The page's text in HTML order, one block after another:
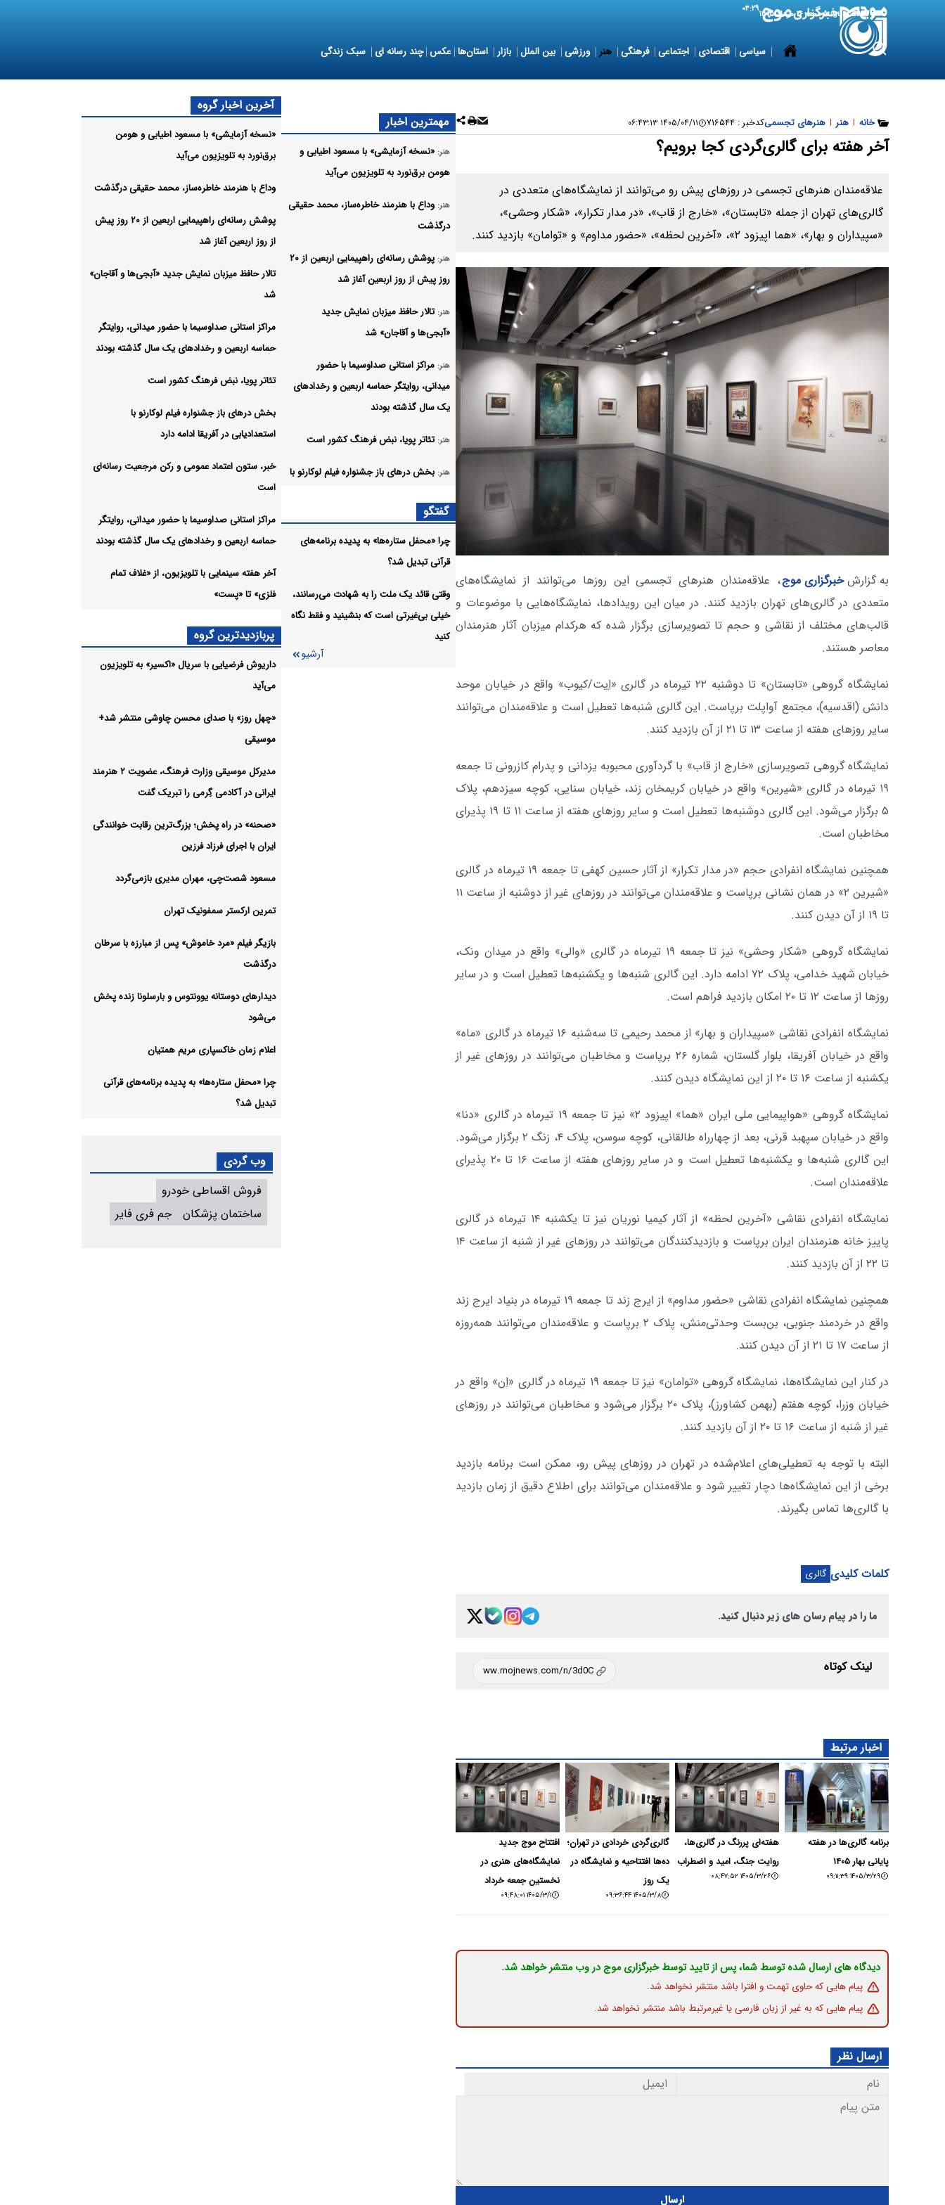
7 August 2026 جمعه ۱۶ مرداد ۱۴۰۵ ۰۴:۲۹
سیاسی اقتصادی اجتماعی فرهنگی هنر ورزشی بین الملل بازار استان‌ها عکس چند رسانه ای سبک زندگی
خانه | هنر | هنرهای تجسمیکدخبر : ۷۱۶۵۴۴ ۱۴۰۵/۰۴/۱۱ ۰۶:۴۳:۱۳
آخر هفته برای گالری‌گردی کجا برویم؟
علاقه‌مندان هنرهای تجسمی در روزهای پیش رو می‌توانند از نمایشگاه‌های متعددی در
گالری‌های تهران از جمله «تابستان»، «خارج از قاب»، «در مدار تکرار»، «شکار وحشی»،
«سپیداران و بهار»، «هما اپیزود ۲»، «آخرین لحظه»، «حضور مداوم» و «توامان» بازدید کنند.
به گزارشخبرگزاری موج، علاقه‌مندان هنرهای تجسمی این روزها می‌توانند از نمایشگاه‌های
متعددی در گالری‌های تهران بازدید کنند. در میان این رویدادها، نمایشگاه‌هایی با موضوعات و
قالب‌های مختلف از نقاشی و حجم تا تصویرسازی برگزار شده که هرکدام میزبان آثار هنرمندان
معاصر هستند.
نمایشگاه گروهی «تابستان» تا دوشنبه ۲۲ تیرماه در گالری «اِیت/کیوب» واقع در خیابان موحد
دانش (اقدسیه)، مجتمع آواپلت برپاست. این گالری شنبه‌ها تعطیل است و علاقه‌مندان می‌توانند
سایر روزهای هفته از ساعت ۱۳ تا ۲۱ از آن بازدید کنند.
نمایشگاه گروهی تصویرسازی «خارج از قاب» با گردآوری محبوبه یزدانی و پدرام کازرونی تا جمعه
۱۹ تیرماه در گالری «شیرین» واقع در خیابان کریمخان زند، خیابان سنایی، کوچه سیزدهم، پلاک
۵ برگزار می‌شود. این گالری دوشنبه‌ها تعطیل است و سایر روزهای هفته از ساعت ۱۱ تا ۱۹ پذیرای
مخاطبان است.
همچنین نمایشگاه انفرادی حجم «در مدار تکرار» از آثار حسین کهفی تا جمعه ۱۹ تیرماه در گالری
«شیرین ۲» در همان نشانی برپاست و علاقه‌مندان می‌توانند در روزهای غیر از دوشنبه از ساعت ۱۱
تا ۱۹ از آن دیدن کنند.
نمایشگاه گروهی «شکار وحشی» نیز تا جمعه ۱۹ تیرماه در گالری «والی» واقع در میدان ونک،
خیابان شهید خدامی، پلاک ۷۲ ادامه دارد. این گالری شنبه‌ها و یکشنبه‌ها تعطیل است و در سایر
روزها از ساعت ۱۲ تا ۲۰ امکان بازدید فراهم است.
نمایشگاه انفرادی نقاشی «سپیداران و بهار» از محمد رحیمی تا سه‌شنبه ۱۶ تیرماه در گالری «ماه»
واقع در خیابان آفریقا، بلوار گلستان، شماره ۲۶ برپاست و مخاطبان می‌توانند در روزهای غیر از
یکشنبه از ساعت ۱۶ تا ۲۰ از این نمایشگاه دیدن کنند.
نمایشگاه گروهی «هواپیمایی ملی ایران «هما» اپیزود ۲» نیز تا جمعه ۱۹ تیرماه در گالری «دنا»
واقع در خیابان سپهبد قرنی، بعد از چهارراه طالقانی، کوچه سوسن، پلاک ۴، زنگ ۲ برگزار می‌شود.
این گالری شنبه‌ها و یکشنبه‌ها تعطیل است و در سایر روزهای هفته از ساعت ۱۶ تا ۲۰ پذیرای
علاقه‌مندان است.
نمایشگاه انفرادی نقاشی «آخرین لحظه» از آثار کیمیا نوریان نیز تا یکشنبه ۱۴ تیرماه در گالری
پاییز خانه هنرمندان ایران برپاست و بازدیدکنندگان می‌توانند در روزهای غیر از شنبه از ساعت ۱۴
تا ۲۲ از آن بازدید کنند.
همچنین نمایشگاه انفرادی نقاشی «حضور مداوم» از ایرج زند تا جمعه ۱۹ تیرماه در بنیاد ایرج زند
واقع در خردمند جنوبی، بن‌بست وحدتی‌منش، پلاک ۲ برپاست و علاقه‌مندان می‌توانند همه‌روزه
از ساعت ۱۷ تا ۲۱ از آن دیدن کنند.
در کنار این نمایشگاه‌ها، نمایشگاه گروهی «توامان» نیز تا جمعه ۱۹ تیرماه در گالری «اِن» واقع در
خیابان وزرا، کوچه هفتم (بهمن کشاورز)، پلاک ۲۰ برگزار می‌شود و مخاطبان می‌توانند در روزهای
غیر از شنبه از ساعت ۱۶ تا ۲۰ از آن بازدید کنند.
البته با توجه به تعطیلی‌های اعلام‌شده در تهران در روزهای پیش رو، ممکن است برنامه بازدید
برخی از این نمایشگاه‌ها دچار تغییر شود و علاقه‌مندان می‌توانند برای اطلاع دقیق از زمان بازدید
با گالری‌ها تماس بگیرند.
کلمات کلیدی گالری
ما را در پیام رسان های زیر دنبال کنید.
لینک کوتاه
اخبار مرتبط
برنامه گالری‌ها در هفته
پایانی بهار ۱۴۰۵
۱۴۰۵/۳/۲۹ ۰۹:۱۱:۳۹
هفته‌ای پررنگ در گالری‌ها،
روایت جنگ، امید و اضطراب
۱۴۰۵/۳/۲۶ ۰۸:۴۷:۵۲
گالری‌گردی خردادی در تهران؛
ده‌ها افتتاحیه و نمایشگاه در
یک روز
۱۴۰۵/۳/۸ ۰۹:۳۶:۴۴
افتتاح موج جدید
نمایشگاه‌های هنری در
نخستین جمعه خرداد
۱۴۰۵/۳/۱ ۰۹:۴۸:۰۱
دیدگاه های ارسال شده توسط شما، پس از تایید توسط خبرگزاری موج در وب منتشر خواهد شد.
پیام هایی که حاوی تهمت و افترا باشد منتشر نخواهد شد.
پیام هایی که به غیر از زبان فارسی یا غیرمرتبط باشد منتشر نخواهد شد.
ارسال نظر
ارسال
مهمترین اخبار
هنر: «نسخه آزمایشی» با مسعود اطیابی و
هومن برق‌نورد به تلویزیون می‌آید
هنر: وداع با هنرمند خاطره‌ساز، محمد حقیقی
درگذشت
هنر:
پوشش رسانه‌ای راهپیمایی اربعین از ۲۰
روز پیش از روز اربعین آغاز شد
هنر: تالار حافظ میزبان نمایش جدید
«آبجی‌ها و آقاجان» شد
هنر: مراکز استانی صداوسیما با حضور
میدانی، روایتگر حماسه اربعین و رخدادهای
یک سال گذشته بودند
هنر: تئاتر پویا، نبض فرهنگ کشور است
هنر: بخش درهای باز جشنواره فیلم لوکارنو با
هنر: خبر، ستون اعتماد عمومی و رکن
مرجعیت رسانه‌ای است
میدانی، روایتگر حماسه اربعین و رخدادهای
یک سال گذشته بودند
آخر هفته سینمایی با تلویزیون، از «غلاف
گفتگو
چرا «محفل ستاره‌ها» به پدیده برنامه‌های
قرآنی تبدیل شد؟
وقتی قائد یک ملت را به شهادت می‌رسانند،
خیلی بی‌غیرتی است که بنشینید و فقط نگاه
کنید
آرشیو
آخرین اخبار گروه
«نسخه آزمایشی» با مسعود اطیابی و هومن
برق‌نورد به تلویزیون می‌آید
وداع با هنرمند خاطره‌ساز، محمد حقیقی درگذشت
پوشش رسانه‌ای راهپیمایی اربعین از ۲۰ روز پیش
از روز اربعین آغاز شد
تالار حافظ میزبان نمایش جدید «آبجی‌ها و آقاجان»
شد
مراکز استانی صداوسیما با حضور میدانی، روایتگر
حماسه اربعین و رخدادهای یک سال گذشته بودند
تئاتر پویا، نبض فرهنگ کشور است
بخش درهای باز جشنواره فیلم لوکارنو با
استعدادیابی در آفریقا ادامه دارد
خبر، ستون اعتماد عمومی و رکن مرجعیت رسانه‌ای
است
مراکز استانی صداوسیما با حضور میدانی، روایتگر
حماسه اربعین و رخدادهای یک سال گذشته بودند
آخر هفته سینمایی با تلویزیون، از «غلاف تمام
فلزی» تا «پست»
پربازدیدترین گروه
داریوش فرضیایی با سریال «اکسیر» به تلویزیون
می‌آید
«چهل روز» با صدای محسن چاوشی منتشر شد+
موسیقی
مدیرکل موسیقی وزارت فرهنگ، عضویت ۲ هنرمند
ایرانی در آکادمی گِرمی را تبریک گفت
«صحنه» در راه پخش؛ بزرگ‌ترین رقابت خوانندگی
ایران با اجرای فرزاد فرزین
مسعود شصت‌چی، مهران مدیری بازمی‌گردد
تمرین ارکستر سمفونیک تهران
بازیگر فیلم «مرد خاموش» پس از مبارزه با سرطان
درگذشت
دیدارهای دوستانه یوونتوس و بارسلونا زنده پخش
می‌شود
اعلام زمان خاکسپاری مریم همتیان
چرا «محفل ستاره‌ها» به پدیده برنامه‌های قرآنی
تبدیل شد؟
وب گردی
فروش اقساطی خودرو
ساختمان پزشکان
جم فری فایر